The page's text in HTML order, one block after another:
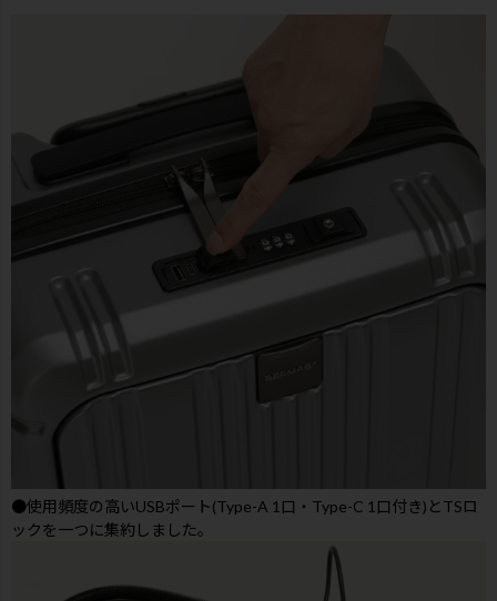
●使用頻度の高いUSBポート(Type-A 1口・Type-C 1口付き)とTSロ
ックを一つに集約しました。